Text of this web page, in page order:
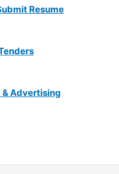
Resume
& Advertising